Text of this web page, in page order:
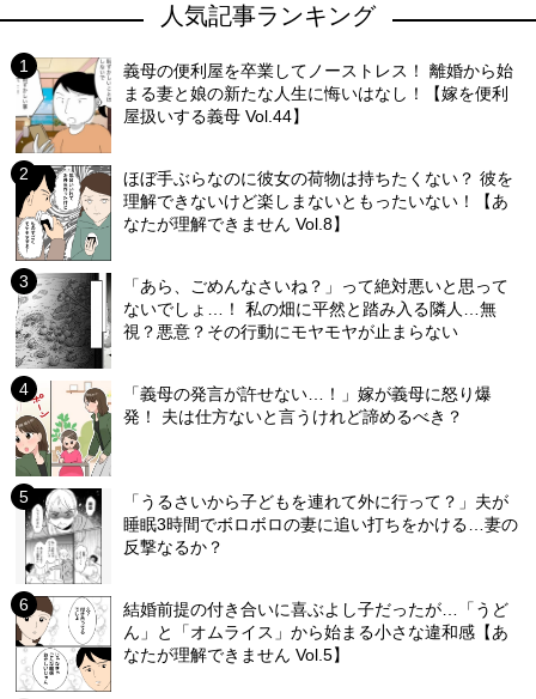
人気記事ランキング
義母の便利屋を卒業してノーストレス！ 離婚から始
まる妻と娘の新たな人生に悔いはなし！【嫁を便利
屋扱いする義母 Vol.44】
ほぼ手ぶらなのに彼女の荷物は持ちたくない？ 彼を
理解できないけど楽しまないともったいない！【あ
なたが理解できません Vol.8】
「あら、ごめんなさいね？」って絶対悪いと思って
ないでしょ…！ 私の畑に平然と踏み入る隣人…無
視？悪意？その行動にモヤモヤが止まらない
「義母の発言が許せない…！」嫁が義母に怒り爆
発！ 夫は仕方ないと言うけれど諦めるべき？
「うるさいから子どもを連れて外に行って？」夫が
睡眠3時間でボロボロの妻に追い打ちをかける…妻の
反撃なるか？
結婚前提の付き合いに喜ぶよし子だったが…「うど
ん」と「オムライス」から始まる小さな違和感【あ
なたが理解できません Vol.5】